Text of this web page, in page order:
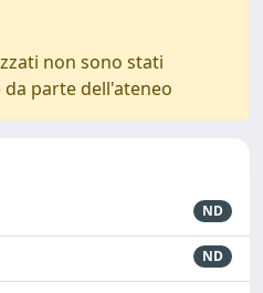
non sono stati
parte dell'ateneo
ND
ND